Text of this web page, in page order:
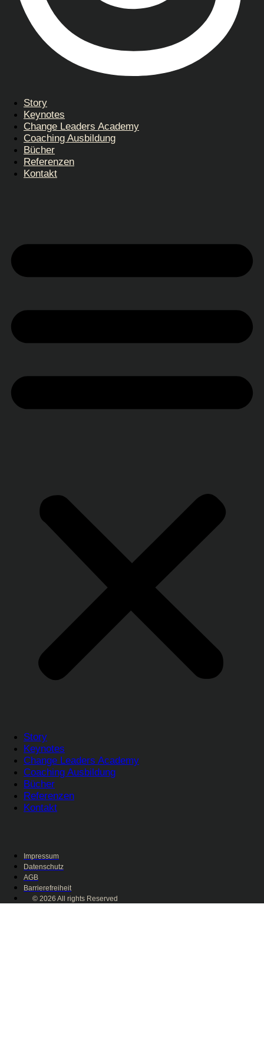
Story
Keynotes
Change Leaders Academy
Coaching Ausbildung
Bücher
Referenzen
Kontakt
Story
Keynotes
Change Leaders Academy
Coaching Ausbildung
Bücher
Referenzen
Kontakt
Impressum
Datenschutz
AGB
Barrierefreiheit
© 2026 All rights Reserved